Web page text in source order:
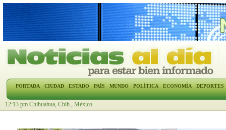
PORTADA CIUDAD ESTADO PAÍS MUNDO POLÍTICA ECONOMÍA DEPORTES
12:13 pm Chihuahua, Chih., México